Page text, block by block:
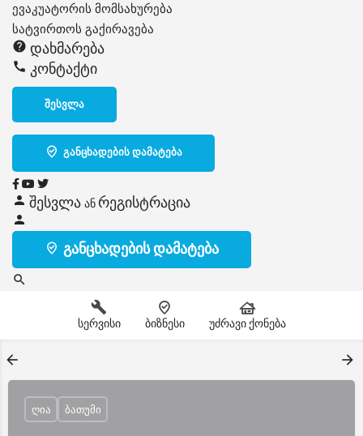
ევაკუატორის მომსახურება
სატვირთოს გაქირავება
დახმარება
კონტაქტი
შესვლა
განცხადების დამატება
შესვლა ან რეგისტრაცია
განცხადების დამატება
სერვისი ბიზნესი უძრავი ქონება
ღია ბათუმი